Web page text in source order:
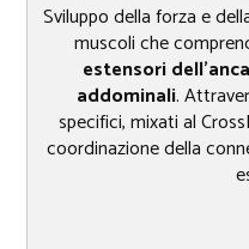
Sviluppo della forza e
muscoli che
estensori dell’anca
addominali.
specifici, mixati al
coordinazione della